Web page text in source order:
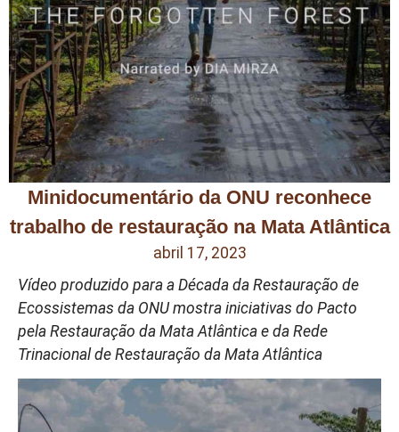
Minidocumentário da ONU reconhece
trabalho de restauração na Mata Atlântica
abril 17, 2023
Vídeo produzido para a Década da Restauração de
Ecossistemas da ONU mostra iniciativas do Pacto
pela Restauração da Mata Atlântica e da Rede
Trinacional de Restauração da Mata Atlântica